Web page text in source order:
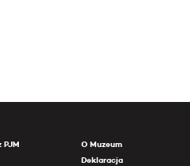
PJM
O Muzeum
Deklaracja